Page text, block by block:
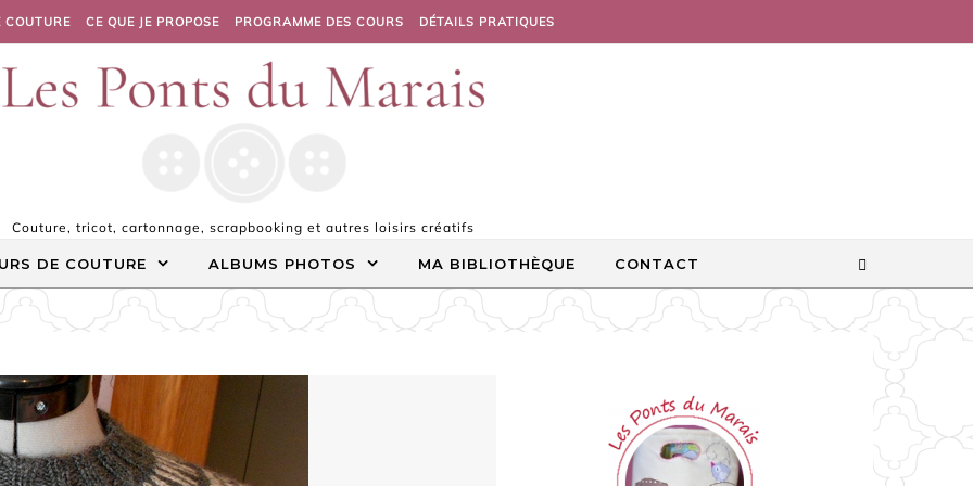
COUTURE CE QUE JE PROPOSE PROGRAMME DES COURS DÉTAILS PRATIQUES
Couture, tricot, cartonnage, scrapbooking et autres loisirs créatifs
DE COUTURE ALBUMS PHOTOS MA BIBLIOTHÈQUE CONTACT